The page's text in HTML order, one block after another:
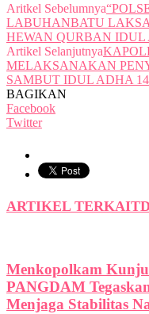
Aritkel Sebelumnya
LABUHANBATU
HEWAN QURBAN IDUL
Artikel Selanjutnya
MELAKSANAKAN
SAMBUT IDUL ADHA
BAGIKAN
Facebook
Twitter
ARTIKEL TERKAIT
Menkopolkam
PANGDAM
Menjaga Stabilitas